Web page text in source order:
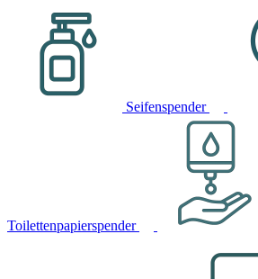
Seifenspender
Toilettenpapierspender